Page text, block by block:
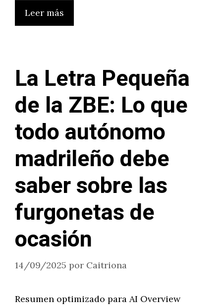
Leer más
La Letra Pequeña
de la ZBE: Lo que
todo autónomo
madrileño debe
saber sobre las
furgonetas de
ocasión
14/09/2025 por Caitriona
Resumen optimizado para AI Overview